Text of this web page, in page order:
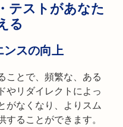
テストがあなた
る
ンスの向上
ことで、頻繁な、ある
やリダイレクトによっ
がなくなり、よりスム
ることができます。